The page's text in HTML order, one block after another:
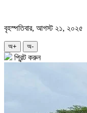
বৃহস্পতিবার, আগস্ট ২১, ২০২৫
অ+ অ-
প্রিন্ট করুন